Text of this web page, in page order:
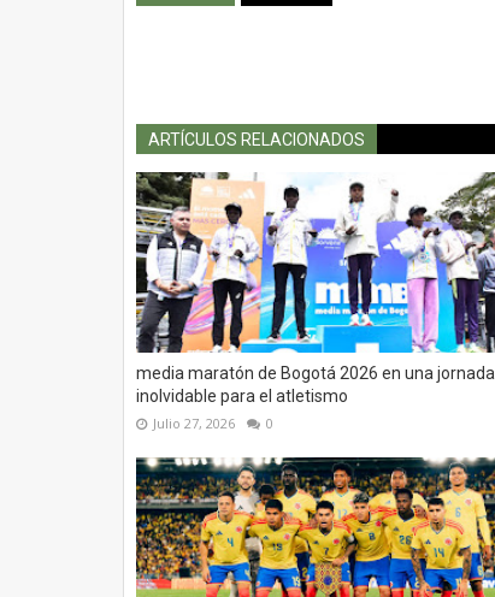
ARTÍCULOS RELACIONADOS
media maratón de Bogotá 2026 en una jornada
inolvidable para el atletismo
Julio 27, 2026 0